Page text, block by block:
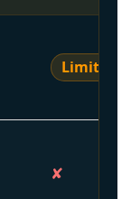
Limitado
✘